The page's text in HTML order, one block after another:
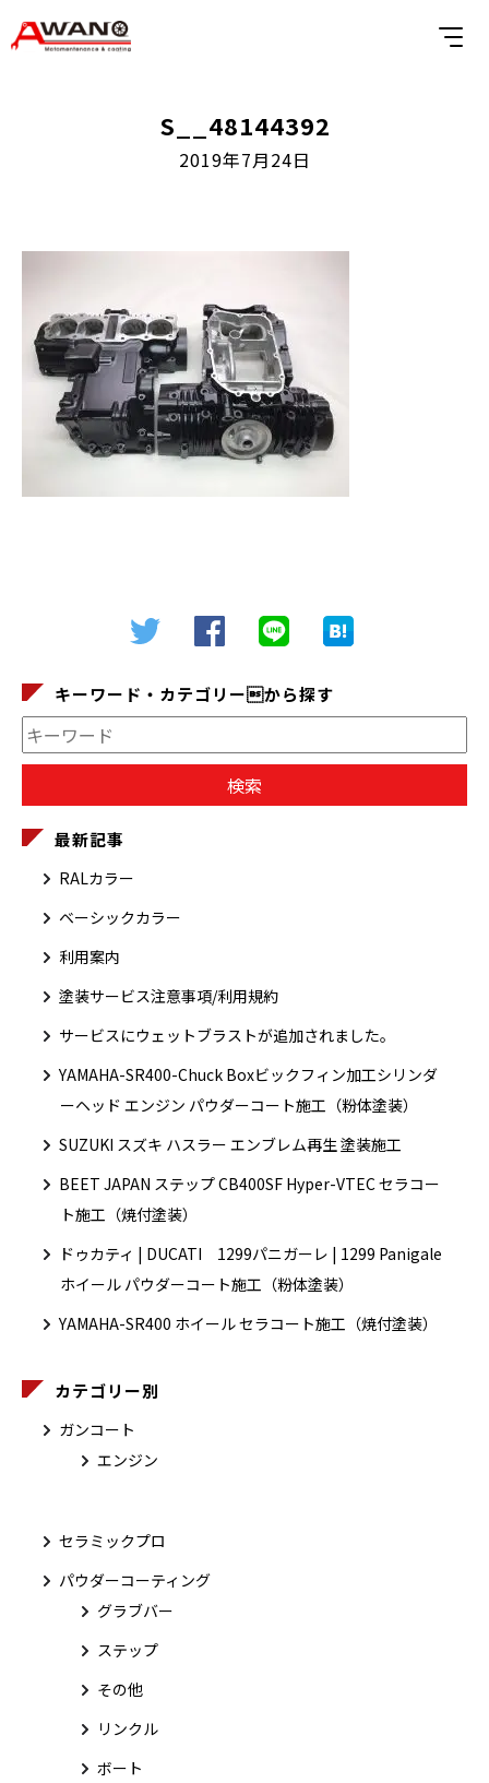
S__48144392
2019年7月24日
キーワード・カテゴリーから探す
最新記事
RALカラー
ベーシックカラー
利用案内
塗装サービス注意事項/利用規約
サービスにウェットブラストが追加されました。
YAMAHA-SR400-Chuck Boxビックフィン加工シリンダ
ーヘッド エンジン パウダーコート施工（粉体塗装）
SUZUKI スズキ ハスラー エンブレム再生 塗装施工
BEET JAPAN ステップ CB400SF Hyper-VTEC セラコー
ト施工（焼付塗装）
ドゥカティ | DUCATI 1299パニガーレ | 1299 Panigale
ホイール パウダーコート施工（粉体塗装）
YAMAHA-SR400 ホイール セラコート施工（焼付塗装）
カテゴリー別
ガンコート
エンジン
セラミックプロ
パウダーコーティング
グラブバー
ステップ
その他
リンクル
ボート